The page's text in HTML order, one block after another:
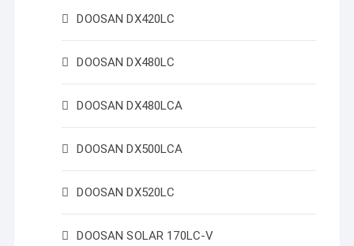
DOOSAN DX420LC
DOOSAN DX480LC
DOOSAN DX480LCA
DOOSAN DX500LCA
DOOSAN DX520LC
DOOSAN SOLAR 170LC-V